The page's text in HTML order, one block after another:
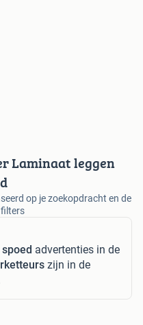
Laminaat leggen
op je zoekopdracht en de
advertenties in de
zijn in de